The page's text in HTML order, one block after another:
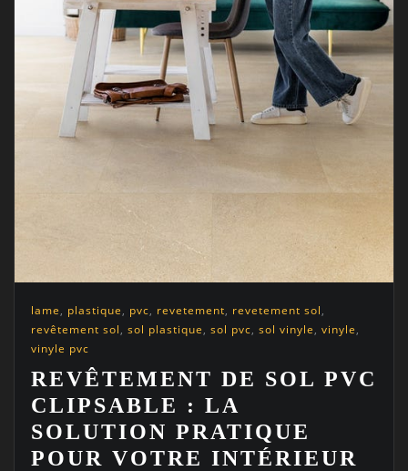
lame, plastique, pvc, revetement, revetement sol,
revêtement sol, sol plastique, sol pvc, sol vinyle, vinyle,
vinyle pvc
REVÊTEMENT DE SOL PVC
CLIPSABLE : LA
SOLUTION PRATIQUE
POUR VOTRE INTÉRIEUR